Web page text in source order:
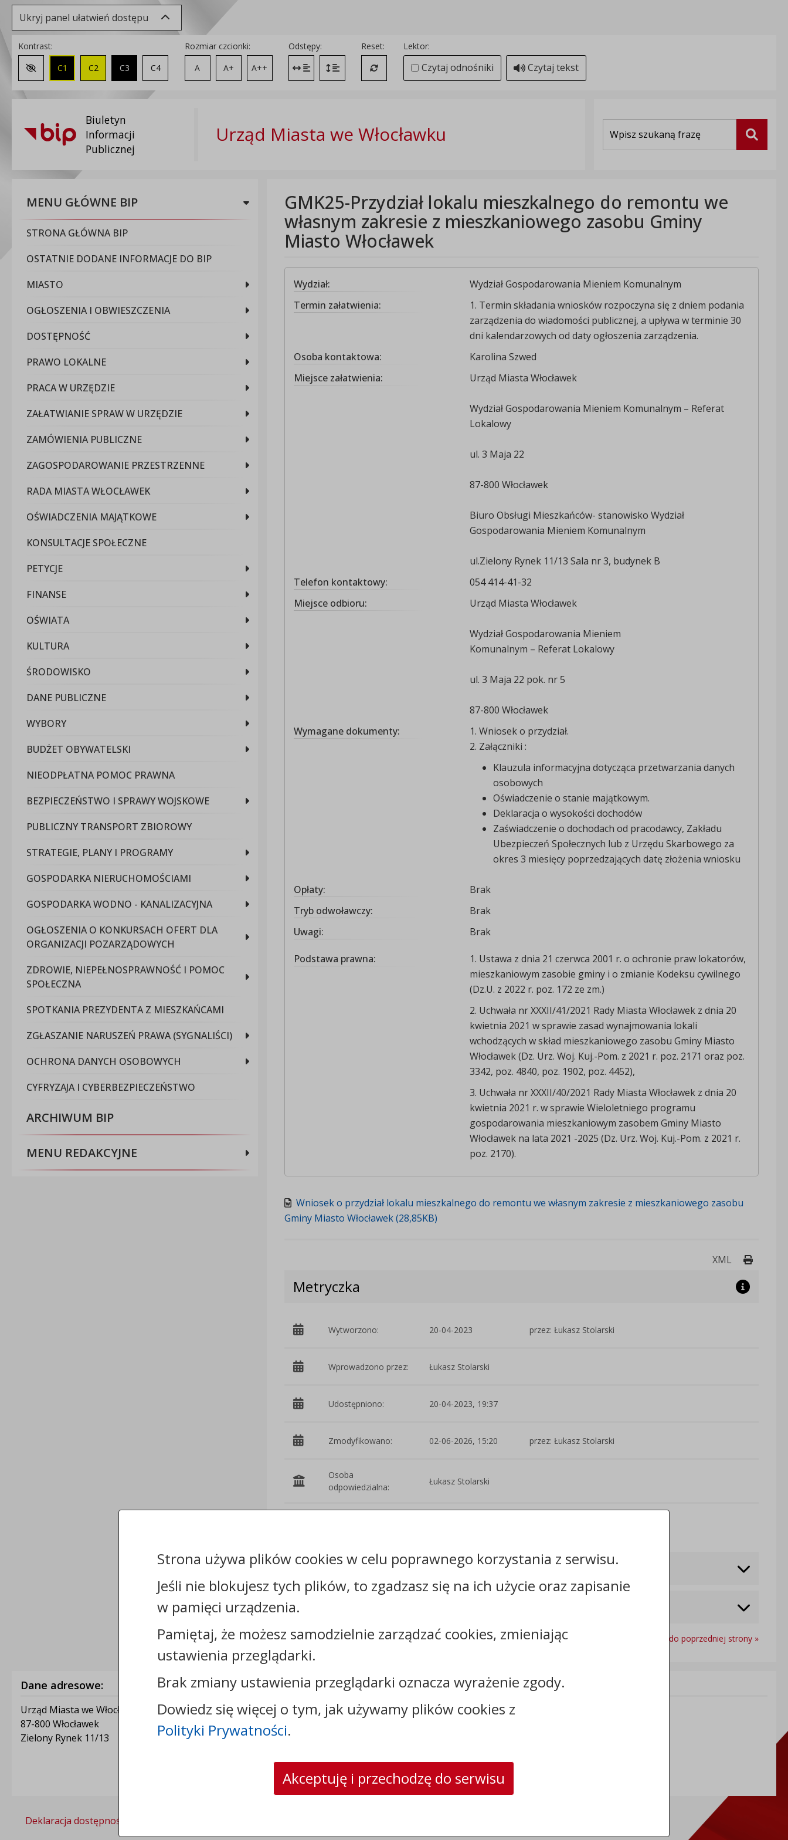
Ukryj panel ułatwień dostępu
Kontrast:
Zmień kontrast na domyślny
C1 C2 C3 C4
Rozmiar czcionki:
A
A+ A++
Odstępy:
Zmień odstęp między literami
Zmień interlinię i margines między paragrafami
Reset:
Przywróć ustawienia domyślne
Lektor:
Czytaj odnośniki Czytaj tekst
Biuletyn
Informacji
Publicznej
Urząd Miasta we Włocławku Szukaj
MENU GŁÓWNE BIP
STRONA GŁÓWNA BIP
OSTATNIE DODANE INFORMACJE DO BIP
MIASTO
OGŁOSZENIA I OBWIESZCZENIA
DOSTĘPNOŚĆ
PRAWO LOKALNE
PRACA W URZĘDZIE
ZAŁATWIANIE SPRAW W URZĘDZIE
ZAMÓWIENIA PUBLICZNE
ZAGOSPODAROWANIE PRZESTRZENNE
RADA MIASTA WŁOCŁAWEK
OŚWIADCZENIA MAJĄTKOWE
KONSULTACJE SPOŁECZNE
PETYCJE
FINANSE
OŚWIATA
KULTURA
ŚRODOWISKO
DANE PUBLICZNE
WYBORY
BUDŻET OBYWATELSKI
NIEODPŁATNA POMOC PRAWNA
BEZPIECZEŃSTWO I SPRAWY WOJSKOWE
PUBLICZNY TRANSPORT ZBIOROWY
STRATEGIE, PLANY I PROGRAMY
GOSPODARKA NIERUCHOMOŚCIAMI
GOSPODARKA WODNO - KANALIZACYJNA
OGŁOSZENIA O KONKURSACH OFERT DLA
ORGANIZACJI POZARZĄDOWYCH
ZDROWIE, NIEPEŁNOSPRAWNOŚĆ I POMOC
SPOŁECZNA
SPOTKANIA PREZYDENTA Z MIESZKAŃCAMI
ZGŁASZANIE NARUSZEŃ PRAWA (SYGNALIŚCI)
OCHRONA DANYCH OSOBOWYCH
CYFRYZAJA I CYBERBEZPIECZEŃSTWO
ARCHIWUM BIP
MENU REDAKCYJNE
GMK25-Przydział lokalu mieszkalnego do remontu we
własnym zakresie z mieszkaniowego zasobu Gminy
Miasto Włocławek
Wydział:
Wydział Gospodarowania Mieniem Komunalnym
Termin załatwienia:
1. Termin składania wniosków rozpoczyna się z dniem podania
zarządzenia do wiadomości publicznej, a upływa w terminie 30
dni kalendarzowych od daty ogłoszenia zarządzenia.
Osoba kontaktowa:
Karolina Szwed
Miejsce załatwienia:
Urząd Miasta Włocławek
Wydział Gospodarowania Mieniem Komunalnym – Referat
Lokalowy
ul. 3 Maja 22
87-800 Włocławek
Biuro Obsługi Mieszkańców- stanowisko Wydział
Gospodarowania Mieniem Komunalnym
ul.Zielony Rynek 11/13 Sala nr 3, budynek B
Telefon kontaktowy:
054 414-41-32
Miejsce odbioru:
Urząd Miasta Włocławek
Wydział Gospodarowania Mieniem
Komunalnym – Referat Lokalowy
ul. 3 Maja 22 pok. nr 5
87-800 Włocławek
Wymagane dokumenty:
1. Wniosek o przydział.
2. Załączniki :
Klauzula informacyjna dotycząca przetwarzania danych
osobowych
Oświadczenie o stanie majątkowym.
Deklaracja o wysokości dochodów
Zaświadczenie o dochodach od pracodawcy, Zakładu
Ubezpieczeń Społecznych lub z Urzędu Skarbowego za
okres 3 miesięcy poprzedzających datę złożenia wniosku
Opłaty:
Brak
Tryb odwoławczy:
Brak
Uwagi:
Brak
Podstawa prawna:
1. Ustawa z dnia 21 czerwca 2001 r. o ochronie praw lokatorów,
mieszkaniowym zasobie gminy i o zmianie Kodeksu cywilnego
(Dz.U. z 2022 r. poz. 172 ze zm.)
2. Uchwała nr XXXII/41/2021 Rady Miasta Włocławek z dnia 20
kwietnia 2021 w sprawie zasad wynajmowania lokali
wchodzących w skład mieszkaniowego zasobu Gminy Miasto
Włocławek (Dz. Urz. Woj. Kuj.-Pom. z 2021 r. poz. 2171 oraz poz.
3342, poz. 4840, poz. 1902, poz. 4452),
3. Uchwała nr XXXII/40/2021 Rady Miasta Włocławek z dnia 20
kwietnia 2021 r. w sprawie Wieloletniego programu
gospodarowania mieszkaniowym zasobem Gminy Miasto
Włocławek na lata 2021 -2025 (Dz. Urz. Woj. Kuj.-Pom. z 2021 r.
poz. 2170).
Wniosek o przydział lokalu mieszkalnego do remontu we własnym zakresie z mieszkaniowego zasobu
Gminy Miasto Włocławek (28,85KB)
XML Drukuj
Metryczka
Wytworzono: 20-04-2023 przez: Łukasz Stolarski
Wprowadzono przez: Łukasz Stolarski
Udostępniono: 20-04-2023, 19:37
Zmodyfikowano: 02-06-2026, 15:20 przez: Łukasz Stolarski
Osoba
odpowiedzialna:
Łukasz Stolarski
Załączniki
Rejestr zmian
Powrót do poprzedniej strony »
Dane adresowe:
Urząd Miasta we Włocławku
87-800 Włocławek
Zielony Rynek 11/13
Kontakt:
tel.: +48544144000
faks: +48544144444
e-mail:
/umwloclawek/skrytka
strona www:wloclawek.eu
Informacje dodatkowe:
Deklaracja dostępności
Strona używa plików cookies w celu poprawnego korzystania z serwisu.
Jeśli nie blokujesz tych plików, to zgadzasz się na ich użycie oraz zapisanie
w pamięci urządzenia.
Pamiętaj, że możesz samodzielnie zarządzać cookies, zmieniając
ustawienia przeglądarki.
Brak zmiany ustawienia przeglądarki oznacza wyrażenie zgody.
Dowiedz się więcej o tym, jak używamy plików cookies z
Polityki Prywatności.
Akceptuję i przechodzę do serwisu